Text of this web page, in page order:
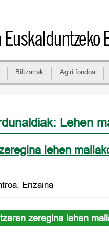
Biltzarrak Agiri fondoa
Lehen
lehen
Erizaina
zeregina lehen